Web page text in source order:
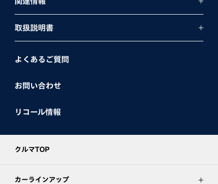
取扱説明書
よくあるご質問
お問い合わせ
リコール情報
クルマTOP
カーラインアップ